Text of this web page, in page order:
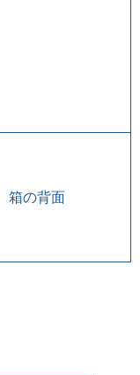
箱の背面